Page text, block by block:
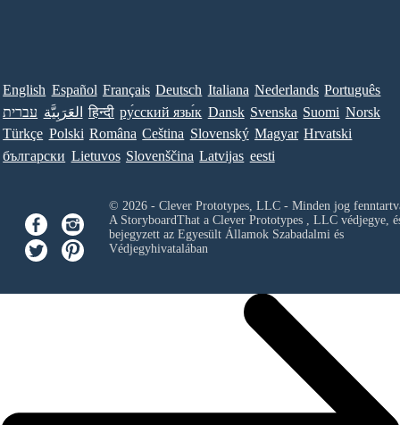
English Español Français Deutsch Italiana Nederlands Português
עברית العَرَبِيَّة हिन्दी ру́сский язы́к Dansk Svenska Suomi Norsk
Türkçe Polski Româna Ceština Slovenský Magyar Hrvatski
български Lietuvos Slovenščina Latvijas eesti
© 2026 - Clever Prototypes, LLC - Minden jog
A StoryboardThat a Clever Prototypes , LLCvédjegye,
bejegyzett az Egyesült Államok Szabadalmi és
Védjegyhivatalában